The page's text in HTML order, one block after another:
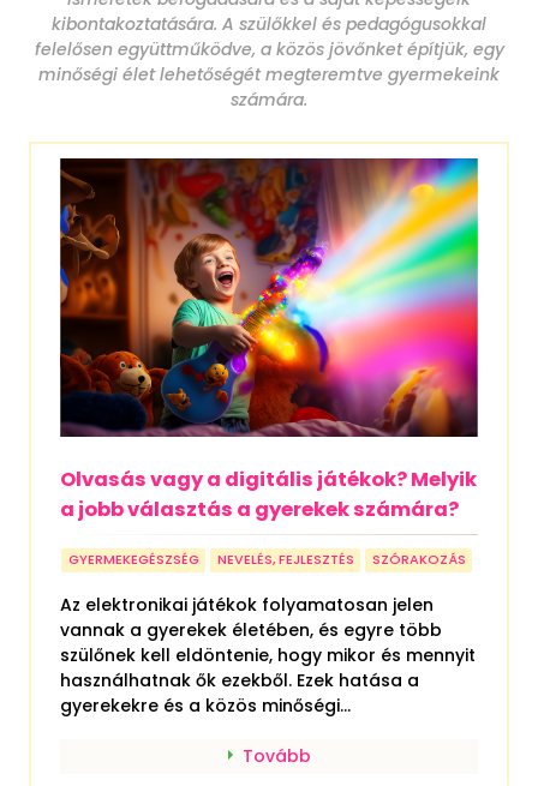
kibontakoztatására. A szülőkkel és pedagógusokkal
felelősen együttműködve, a közös jövőnket építjük, egy
minőségi élet lehetőségét megteremtve gyermekeink
számára.
Olvasás vagy a digitális játékok? Melyik
a jobb választás a gyerekek számára?
GYERMEKEGÉSZSÉG NEVELÉS, FEJLESZTÉS SZÓRAKOZÁS
Az elektronikai játékok folyamatosan jelen
vannak a gyerekek életében, és egyre több
szülőnek kell eldöntenie, hogy mikor és mennyit
használhatnak ők ezekből. Ezek hatása a
gyerekekre és a közös minőségi...
Tovább